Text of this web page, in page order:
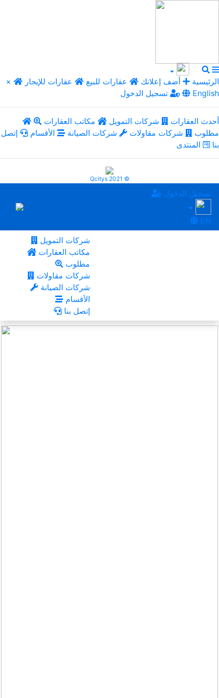
× الرئيسية أضف إعلانك عقارات للبيع
عقارات للإيجار
تسجيل الدخول
English
أحدث العقارات شركات التمويل
مكاتب العقارات
مطلوب
شركات مقاولات شركات الصيانة الأقسام
إتصل
بنا
المنتدى
Qcitys 2021 ©
تسجيل الدخول
EN
شركات التمويل
مكاتب العقارات
مطلوب
شركات مقاولات
شركات الصيانة
الأقسام
إتصل بنا